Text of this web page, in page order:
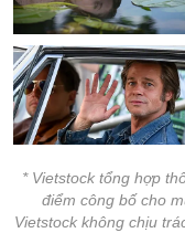
Hủy
niêm
yết
Theo
dõi
đặc
Không
được
* Vietstock tổng hợp
điểm công bố cho
Vietstock không chịu
CÔNG
CỤ
ĐẦU